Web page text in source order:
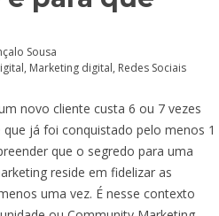
Sousa
, Marketing digital, Redes Sociais
novo cliente custa 6 ou 7 vezes
já foi conquistado pelo menos 1
que o segredo para uma
reside em fidelizar as
uma vez. É nesse contexto